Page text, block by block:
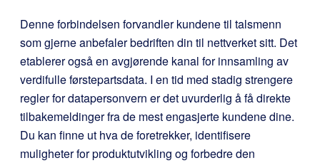
Denne forbindelsen forvandler kundene til talsmenn
som gjerne anbefaler bedriften din til nettverket sitt. Det
etablerer også en avgjørende kanal for innsamling av
verdifulle førstepartsdata. I en tid med stadig strengere
regler for datapersonvern er det uvurderlig å få direkte
tilbakemeldinger fra de mest engasjerte kundene dine.
Du kan finne ut hva de foretrekker, identifisere
muligheter for produktutvikling og forbedre den